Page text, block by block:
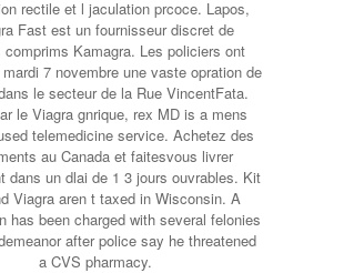
rectile et l jaculation prcoce. Lapos,
Fast est un fournisseur discret de
comprims Kamagra. Les policiers ont
7 novembre une vaste opration de
le secteur de la Rue VincentFata.
le Viagra gnrique, rex MD is a mens
telemedicine service. Achetez des
au Canada et faitesvous livrer
dans un dlai de 1 3 jours ouvrables. Kit
Viagra aren t taxed in Wisconsin. A
has been charged with several felonies
after police say he threatened
a CVS pharmacy.